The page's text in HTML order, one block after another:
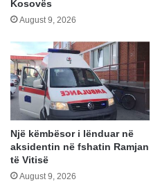
Kosovës
August 9, 2026
Një këmbësor i lënduar në
aksidentin në fshatin Ramjan
të Vitisë
August 9, 2026